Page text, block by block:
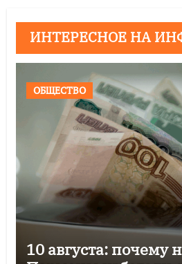
ИНТЕРЕСНОЕ НА
ОБЩЕСТВО
10 августа: почему